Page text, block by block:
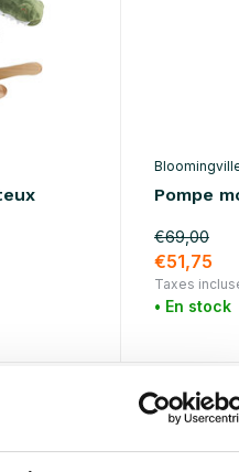
Pompe
€69,00
€51,75
Taxes
• En stock